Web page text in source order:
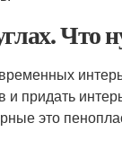
Что
и придать
это